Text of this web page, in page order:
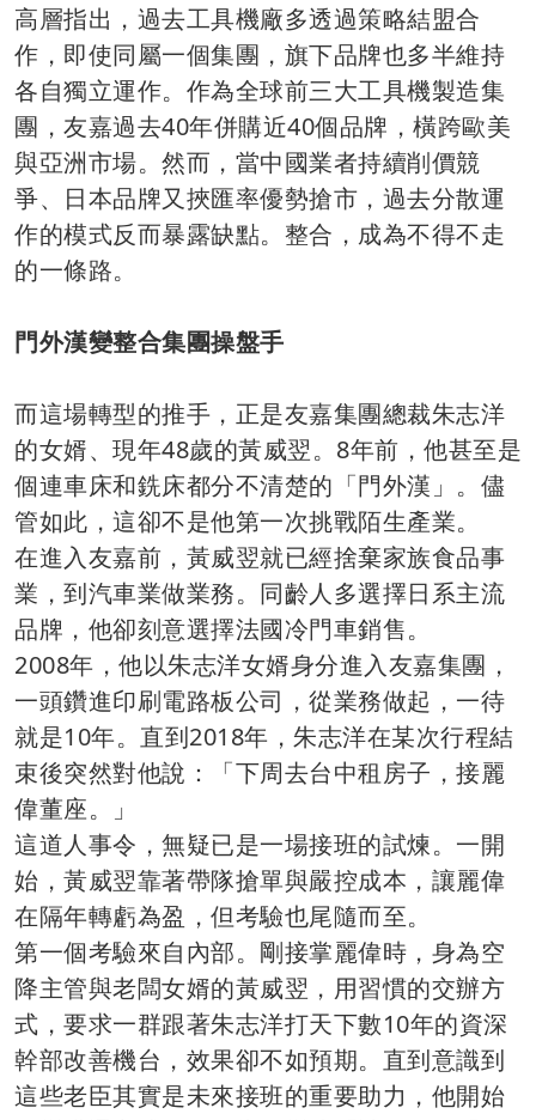
高層指出，過去工具機廠多透過策略結盟合
作，即使同屬一個集團，旗下品牌也多半維持
各自獨立運作。作為全球前三大工具機製造集
團，友嘉過去40年併購近40個品牌，橫跨歐美
與亞洲市場。然而，當中國業者持續削價競
爭、日本品牌又挾匯率優勢搶市，過去分散運
作的模式反而暴露缺點。整合，成為不得不走
的一條路。
門外漢變整合集團操盤手
而這場轉型的推手，正是友嘉集團總裁朱志洋
的女婿、現年48歲的黃威翌。8年前，他甚至是
個連車床和銑床都分不清楚的「門外漢」。儘
管如此，這卻不是他第一次挑戰陌生產業。
在進入友嘉前，黃威翌就已經捨棄家族食品事
業，到汽車業做業務。同齡人多選擇日系主流
品牌，他卻刻意選擇法國冷門車銷售。
2008年，他以朱志洋女婿身分進入友嘉集團，
一頭鑽進印刷電路板公司，從業務做起，一待
就是10年。直到2018年，朱志洋在某次行程結
束後突然對他說：「下周去台中租房子，接麗
偉董座。」
這道人事令，無疑已是一場接班的試煉。一開
始，黃威翌靠著帶隊搶單與嚴控成本，讓麗偉
在隔年轉虧為盈，但考驗也尾隨而至。
第一個考驗來自內部。剛接掌麗偉時，身為空
降主管與老闆女婿的黃威翌，用習慣的交辦方
式，要求一群跟著朱志洋打天下數10年的資深
幹部改善機台，效果卻不如預期。直到意識到
這些老臣其實是未來接班的重要助力，他開始